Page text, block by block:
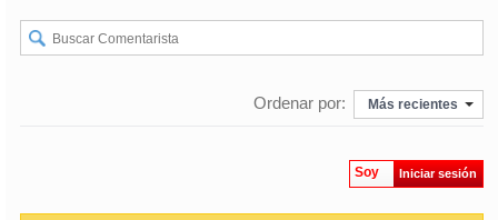
Ordenar por: Más recientes
Soy Iniciar sesión